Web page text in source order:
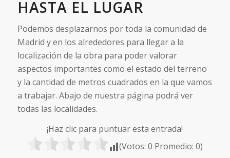
HASTA EL LUGAR
Podemos desplazarnos por toda la comunidad de
Madrid y en los alrededores para llegar a la
localización de la obra para poder valorar
aspectos importantes como el estado del terreno
y la cantidad de metros cuadrados en la que vamos
a trabajar. Abajo de nuestra página podrá ver
todas las localidades.
¡Haz clic para puntuar esta entrada!
(Votos:0 Promedio:0)